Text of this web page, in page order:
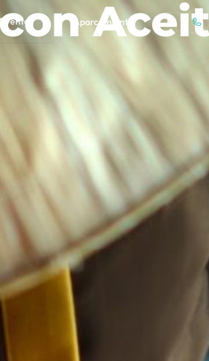
Eventos Aparcamiento ES